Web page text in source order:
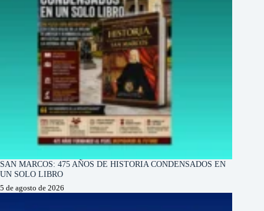
SAN MARCOS: 475 AÑOS DE HISTORIA CONDENSADOS EN
UN SOLO LIBRO
5 de agosto de 2026